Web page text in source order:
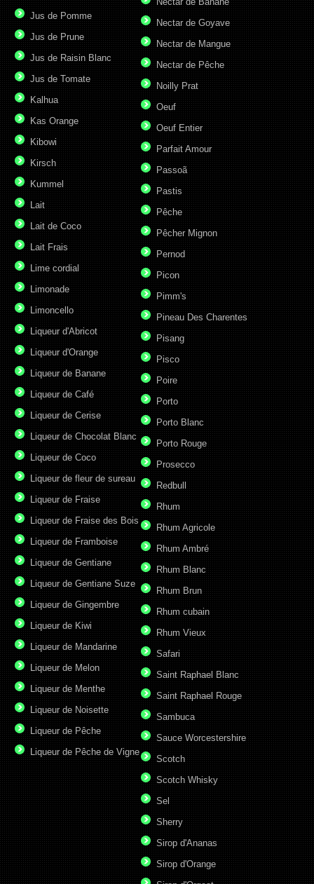
Jus de Pomme
Jus de Prune
Jus de Raisin Blanc
Jus de Tomate
Kalhua
Kas Orange
Kibowi
Kirsch
Kummel
Lait
Lait de Coco
Lait Frais
Lime cordial
Limonade
Limoncello
Liqueur d'Abricot
Liqueur d'Orange
Liqueur de Banane
Liqueur de Café
Liqueur de Cerise
Liqueur de Chocolat Blanc
Liqueur de Coco
Liqueur de fleur de sureau
Liqueur de Fraise
Liqueur de Fraise des Bois
Liqueur de Framboise
Liqueur de Gentiane
Liqueur de Gentiane Suze
Liqueur de Gingembre
Liqueur de Kiwi
Liqueur de Mandarine
Liqueur de Melon
Liqueur de Menthe
Liqueur de Noisette
Liqueur de Pêche
Liqueur de Pêche de Vigne
Nectar de Goyave
Nectar de Mangue
Nectar de Pêche
Noilly Prat
Oeuf
Oeuf Entier
Parfait Amour
Passoã
Pastis
Pêche
Pêcher Mignon
Pernod
Picon
Pimm's
Pineau Des Charentes
Pisang
Pisco
Poire
Porto
Porto Blanc
Porto Rouge
Prosecco
Redbull
Rhum
Rhum Agricole
Rhum Ambré
Rhum Blanc
Rhum Brun
Rhum cubain
Rhum Vieux
Safari
Saint Raphael Blanc
Saint Raphael Rouge
Sambuca
Sauce Worcestershire
Scotch
Scotch Whisky
Sel
Sherry
Sirop d'Ananas
Sirop d'Orange